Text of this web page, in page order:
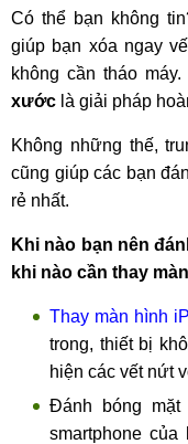
Có thể bạn không
giúp bạn xóa ngay
không cần tháo máy.
xước là giải pháp
Không những thế,
cũng giúp các bạn
rẻ nhất.
Khi nào bạn nên
khi nào cần thay
Thay màn hình
trong, thiết bị
hiện các vết nứt
Đánh bóng
smartphone